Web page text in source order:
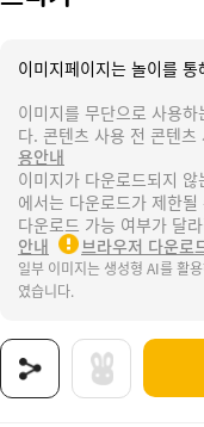
이미지페이지는 놀이를
이미지를 무단으로 사용
다. 콘텐츠 사용 전 콘텐
용안내
이미지가 다운로드되지
에서는 다운로드가 제한
다운로드 가능 여부가 달
안내
브라우저 다운로
일부 이미지는 생성형 AI를 활
였습니다.